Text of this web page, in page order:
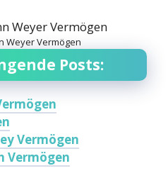
Weyer Vermögen
Posts:
Vermögen
Vermögen